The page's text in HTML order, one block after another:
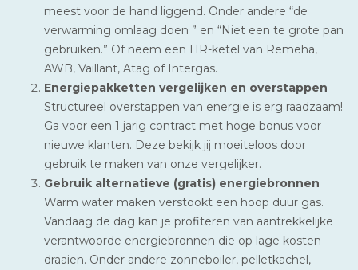
meest voor de hand liggend. Onder andere “de
verwarming omlaag doen ” en “Niet een te grote pan
gebruiken.” Of neem een HR-ketel van Remeha,
AWB, Vaillant, Atag of Intergas.
Energiepakketten vergelijken en overstappen
Structureel overstappen van energie is erg raadzaam!
Ga voor een 1 jarig contract met hoge bonus voor
nieuwe klanten. Deze bekijk jij moeiteloos door
gebruik te maken van onze vergelijker.
Gebruik alternatieve (gratis) energiebronnen
Warm water maken verstookt een hoop duur gas.
Vandaag de dag kan je profiteren van aantrekkelijke
verantwoorde energiebronnen die op lage kosten
draaien. Onder andere zonneboiler, pelletkachel,